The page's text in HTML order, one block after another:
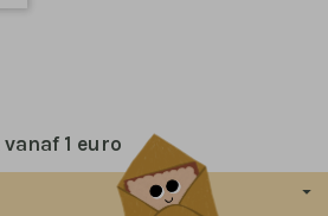
vanaf 1 euro